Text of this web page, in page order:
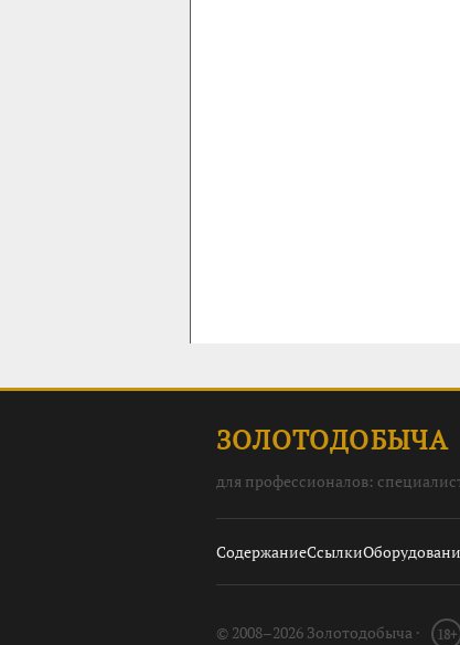
ЗОЛОТОДОБЫЧА
для профессионалов:
СодержаниеСсылки
© 2008–2026 Золотодобыча · 18+